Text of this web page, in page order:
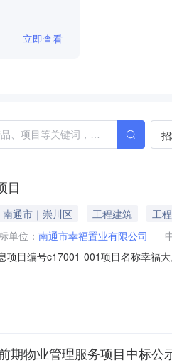
立即查看
目
通市｜崇川区 工程建筑
工程
单位： 南通市幸福置业有限公司
项目编号c17001-001项目名称幸福
工程质量*合格履约信息
期物业管理服务项目中标公